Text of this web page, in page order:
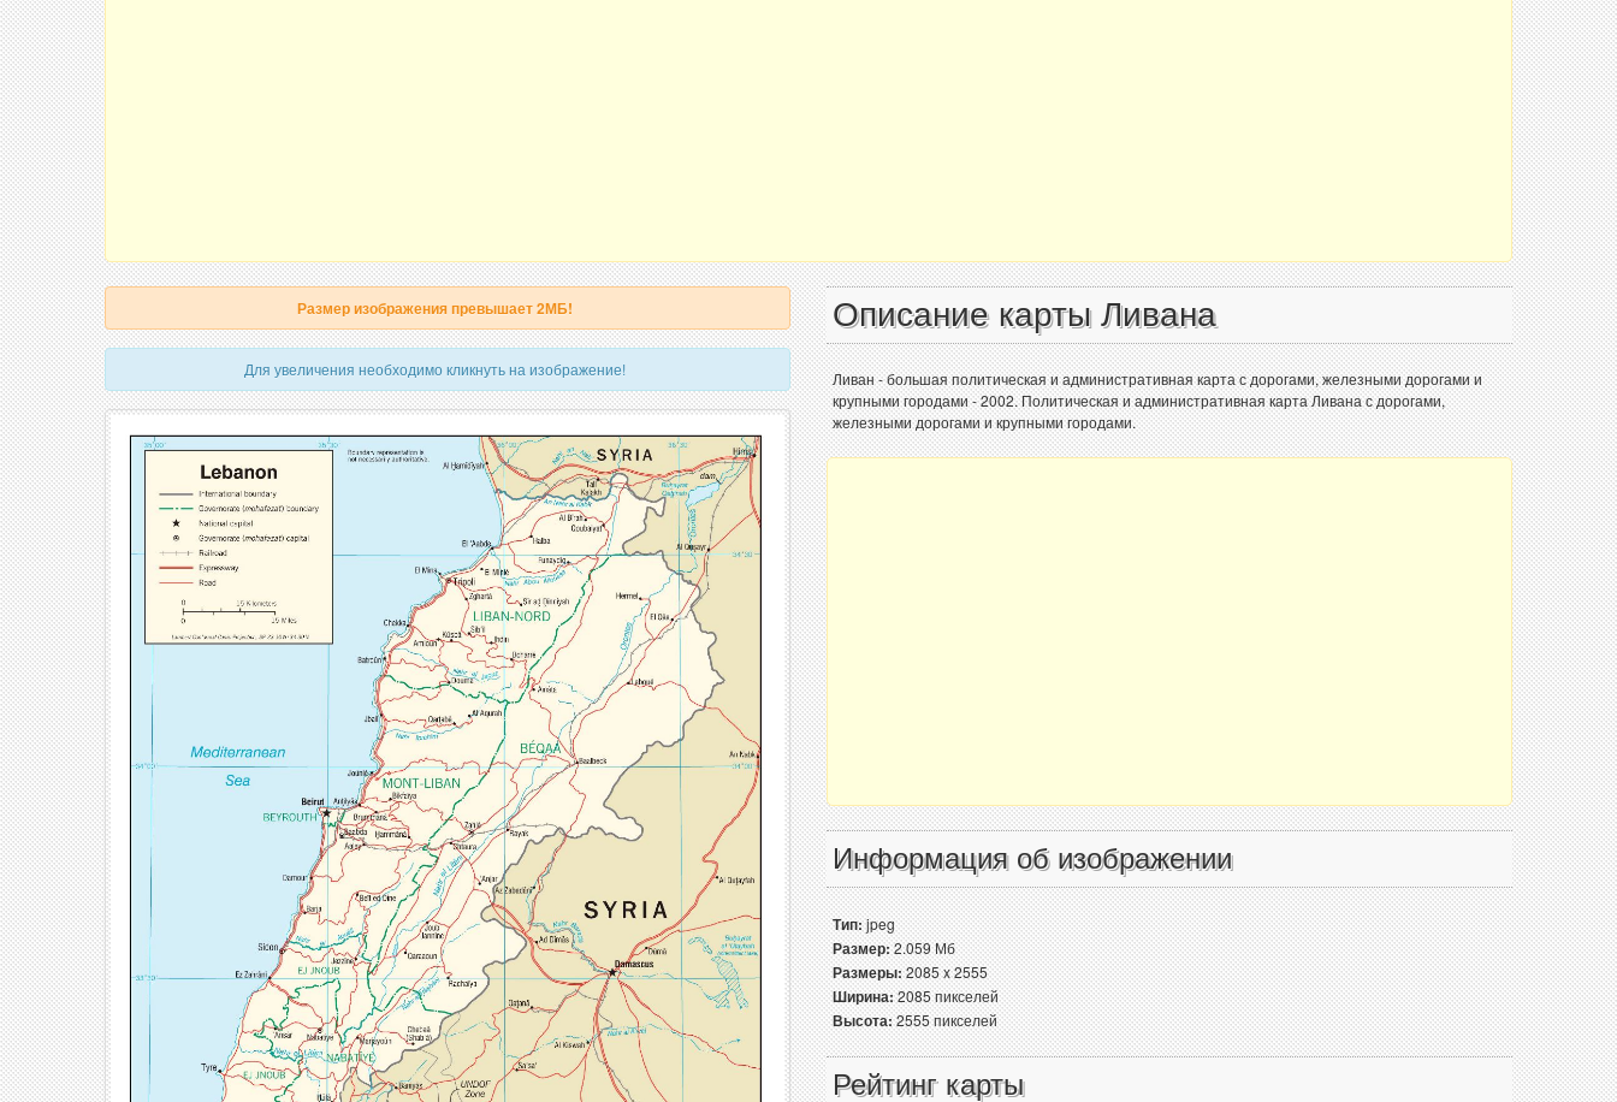
Размер изображения превышает 2МБ!
Для увеличения необходимо кликнуть на изображение!
Описание карты Ливана
Ливан - большая политическая и административная карта с дорогами, железными дорогами и
крупными городами - 2002. Политическая и административная карта Ливана с дорогами,
железными дорогами и крупными городами.
Информация об изображении
Тип:jpeg
Размер:2.059 Мб
Размеры:2085 x 2555
Ширина:2085 пикселей
Высота:2555 пикселей
Рейтинг карты